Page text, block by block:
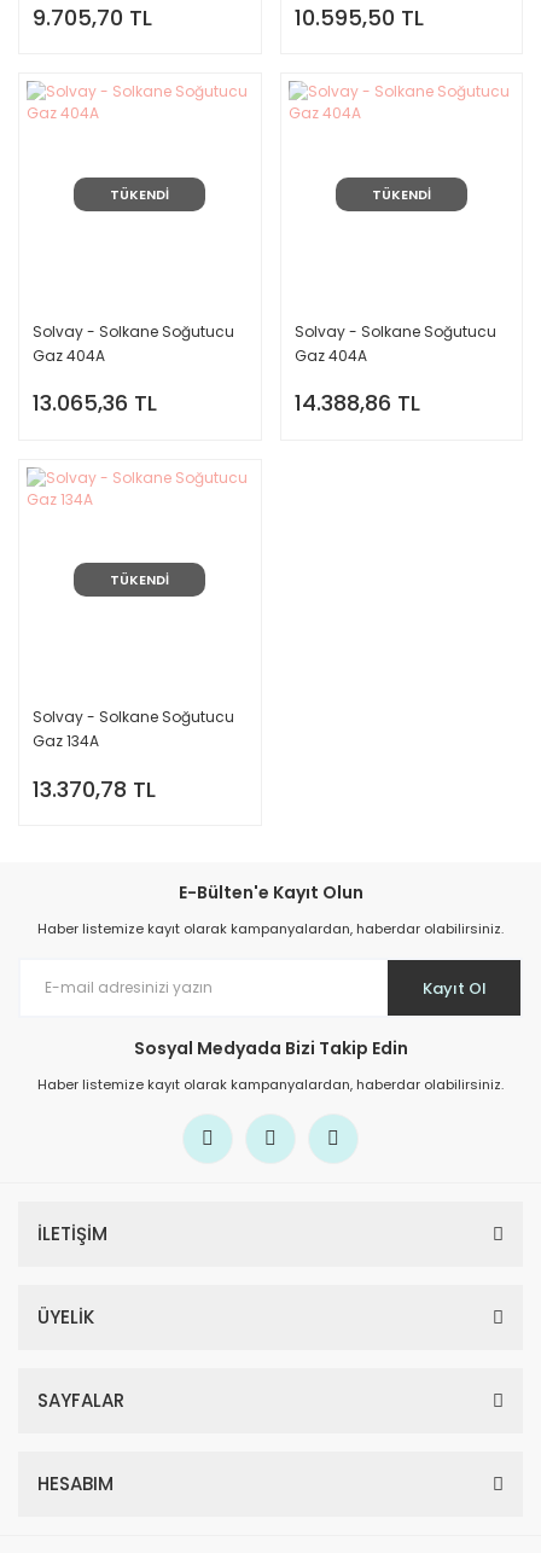
9.705,70 TL 10.595,50 TL
TÜKENDİ
Solvay - Solkane Soğutucu
Gaz 404A
13.065,36 TL
TÜKENDİ
Solvay - Solkane Soğutucu
Gaz 404A
14.388,86 TL
TÜKENDİ
Solvay - Solkane Soğutucu
Gaz 134A
13.370,78 TL
E-Bülten'e Kayıt Olun
Haber listemize kayıt olarak kampanyalardan, haberdar olabilirsiniz.
Kayıt Ol
Sosyal Medyada Bizi Takip Edin
Haber listemize kayıt olarak kampanyalardan, haberdar olabilirsiniz.
İLETİŞİM
ÜYELİK
SAYFALAR
HESABIM